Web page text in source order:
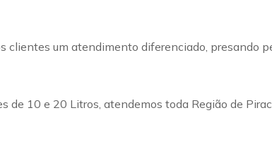
clientes um atendimento diferenciado, presando
de 10 e 20 Litros, atendemos toda Região de